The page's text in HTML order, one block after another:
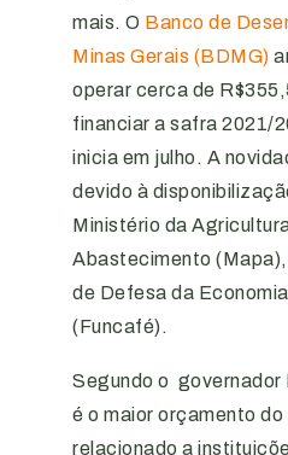
mais. O Banco de
Minas Gerais (BDMG)
operar cerca de
financiar a safra 2021/
inicia em julho. A
devido à
Ministério da
Abastecimento (Mapa),
de Defesa da
(Funcafé).
Segundo o governador
é o maior orçamento do
relacionado a